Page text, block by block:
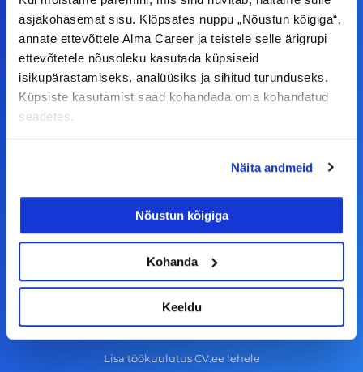
asjakohasemat sisu. Klõpsates nuppu „Nõustun kõigiga“,
annate ettevõttele Alma Career ja teistele selle ärigrupi
ettevõtetele nõusoleku kasutada küpsiseid
isikupärastamiseks, analüüsiks ja sihitud turunduseks.
Küpsiste kasutamist saad kohandada oma kohandatud
seadetes.
Näita andmeid
Nõustun kõigiga
Kohanda
Keeldu
F
a
c
b
-
I
n
s
a
a
m
L
i
n
e
n
Y
o
u
u
b
© Alma Career Estonia OÜ
Aktiveeri tööpakkumiste teavitus
KKK
Kasutustingimused
Tööandjale
Lisa töökuulutus CV.ee lehele